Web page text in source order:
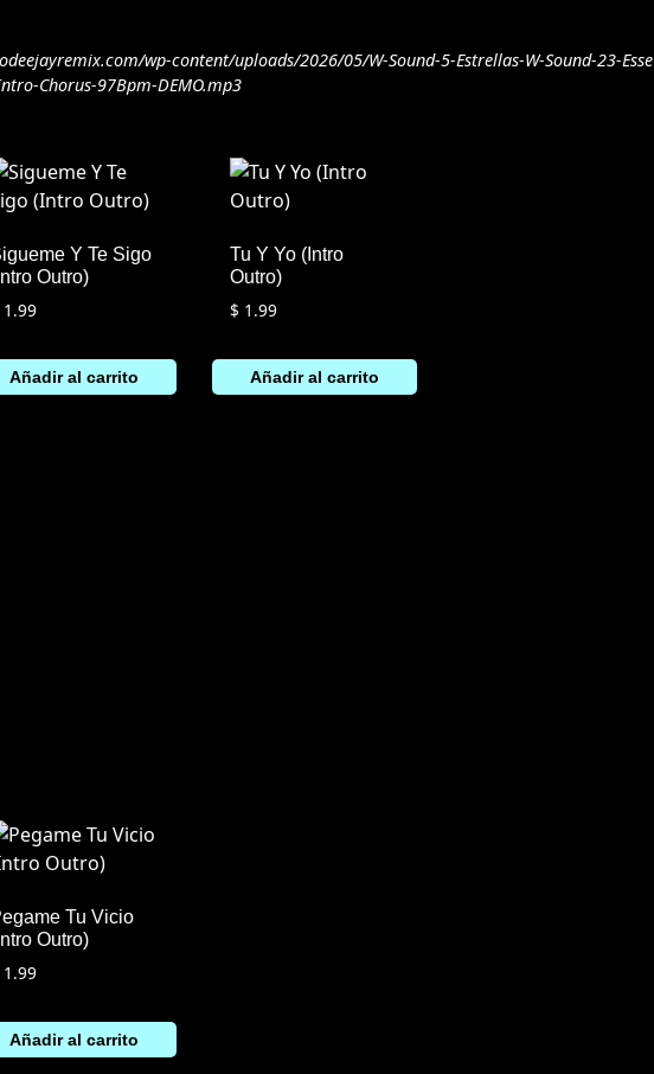
wp-content/uploads/2026/05/W-Sound-5-Estrellas-W-Sound-23-Esse
Chorus-97Bpm-DEMO.mp3
Y Te Sigo
Outro)
1.99
Añadir al carrito
Tu Y Yo (Intro
Outro)
$ 1.99
Añadir al carrito
Tu Vicio
Outro)
1.99
Añadir al carrito